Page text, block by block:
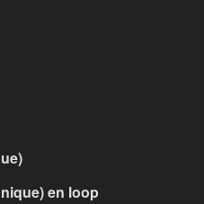
en loop